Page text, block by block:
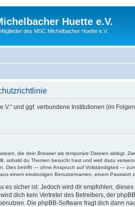
Huette e.V.
des MSC Michelbacher Huette e.V.
und ggf. verbundene Institutionen (im
die dein Browser als temporäre Dateien ablegt.
sobald du Themen besucht hast und wird dazu
Dies betrifft — ohne Anspruch auf Vollständigkeit —
einem eindeutigen Benutzernamen, einem Passwort
sicher ist. Jedoch wird dir empfohlen,
dich kein Vertreter des Betreibers, der
Die phpBB-Software fragt dich